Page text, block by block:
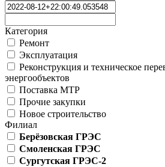
Категория
Ремонт
Эксплуатация
Реконструкция и техническое
энергообъектов
Поставка МТР
Прочие закупки
Новое строительство
Филиал
Берёзовская ГРЭС
Смоленская ГРЭС
Сургутская ГРЭС-2